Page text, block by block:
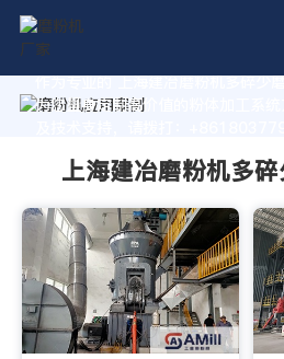
作为专业的 上海建冶磨粉机多碎少
为您量身定制高价值的粉体加工系统
上海建冶磨粉机多